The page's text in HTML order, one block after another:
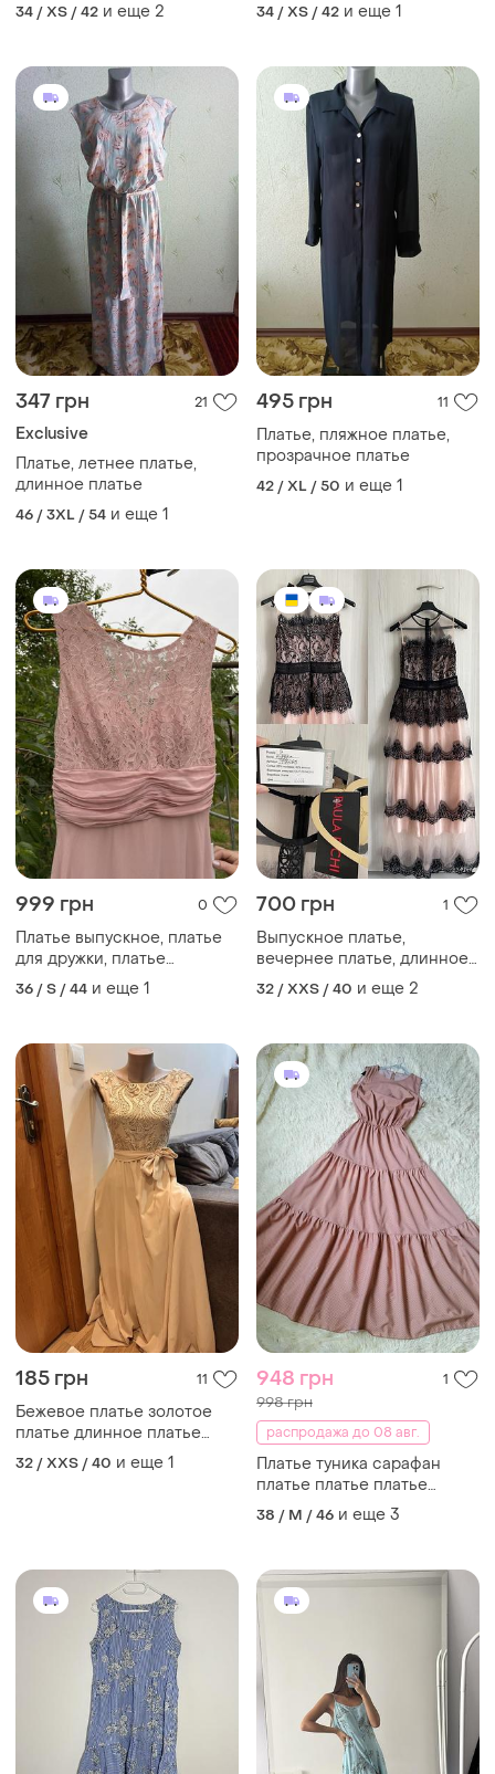
34 / XS / 42 и еще 2 34 / XS / 42 и еще 1
347 грн 21
Exclusive
Платье, летнее платье,
длинное платье
46 / 3XL / 54 и еще 1
495 грн 11
Платье, пляжное платье,
прозрачное платье
42 / XL / 50 и еще 1
999 грн 0
Платье выпускное, платье
для дружки, платье
нарядное, платье длинное,
платье кружевное
36 / S / 44 и еще 1
700 грн 1
Выпускное платье,
вечернее платье, длинное
платье, короткое платье,
платье
32 / XXS / 40 и еще 2
185 грн 11
Бежевое платье золотое
платье длинное платье
нарядное платье
32 / XXS / 40 и еще 1
948 грн 1
998 грн
распродажа до 08 авг.
Платье туника сарафан
платье платье платье
туника
38 / M / 46 и еще 3